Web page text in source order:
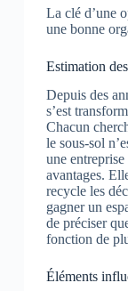
La clé d’une
une bonne
Estimation
Depuis des
s’est
Chacun
le sous-sol
une
avantages.
recycle les
gagner un
de préciser
fonction de
Éléments